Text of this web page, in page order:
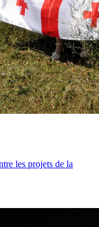
les projets de la